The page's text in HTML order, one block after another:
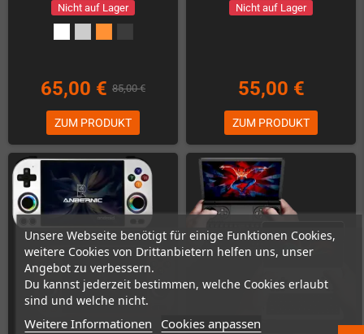
Unsere Webseite benötigt für einige Funktionen Cookies,
weitere Cookies von Drittanbietern helfen uns, unser
Angebot zu verbessern.
Du kannst jederzeit bestimmen, welche Cookies erlaubt
sind und welche nicht.
Weitere Informationen Cookies anpassen
Nicht auf Lager
65,00 € 85,00 €
ZUM PRODUKT
Nicht auf Lager
55,00 €
ZUM PRODUKT